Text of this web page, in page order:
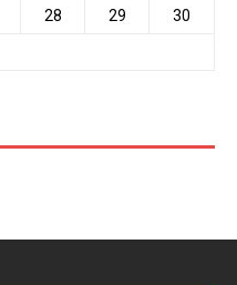
28 29 30